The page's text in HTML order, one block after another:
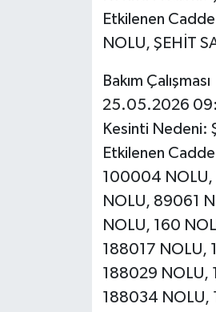
Etkilenen
NOLU, ŞEHİT
Bakım Çalışması
25.05.2026
Kesinti Nedeni:
Etkilenen
100004 NOLU,
NOLU, 89061
NOLU, 160
188017 NOLU,
188029 NOLU,
188034 NOLU,